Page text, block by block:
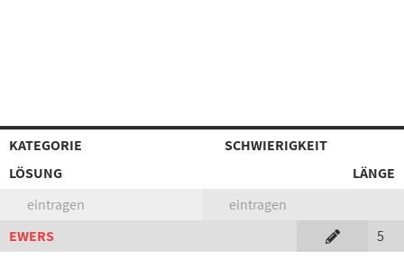
KATEGORIE
SCHWIERIGKEIT
LÖSUNG
LÄNGE
eintragen
eintragen
EWERS
5